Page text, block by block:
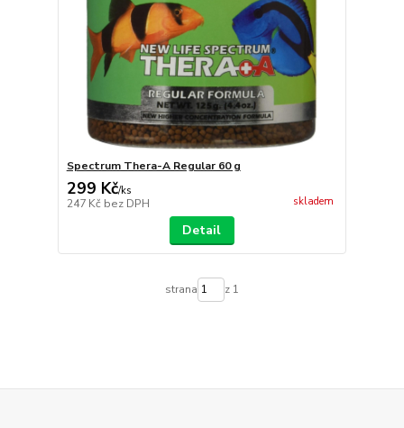
Spectrum Thera-A Regular 60 g
299 Kč/ks
247 Kč bez DPH skladem
Detail
strana z 1